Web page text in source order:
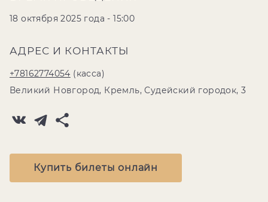
18 октября 2025 года - 15:00
АДРЕС И КОНТАКТЫ
+78162774054 (касса)
Великий Новгород, Кремль, Судейский городок, 3
Купить билеты онлайн